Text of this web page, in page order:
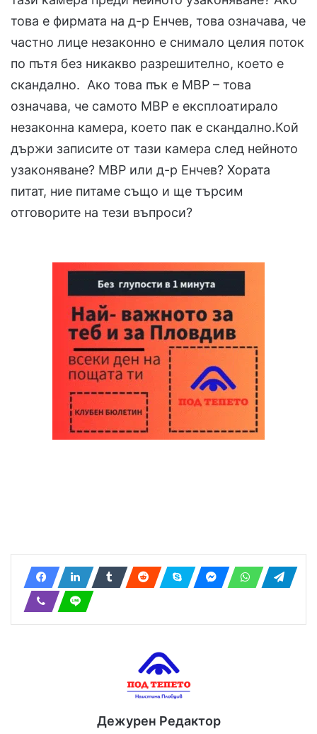
това е фирмата на д-р Енчев, това означава, че
частно лице незаконно е снимало целия поток
по пътя без никакво разрешително, което е
скандално. Ако това пък е МВР – това
означава, че самото МВР е експлоатирало
незаконна камера, което пак е скандално.Кой
държи записите от тази камера след нейното
узаконяване? МВР или д-р Енчев? Хората
питат, ние питаме също и ще търсим
отговорите на тези въпроси?
Дежурен Редактор